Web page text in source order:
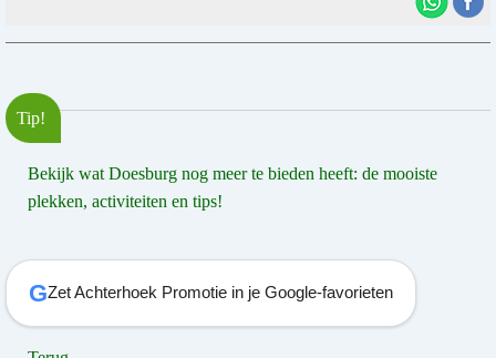
Tip!
Bekijk wat Doesburg nog meer te bieden heeft: de mooiste
plekken, activiteiten en tips!
GZet Achterhoek Promotie in je Google-favorieten